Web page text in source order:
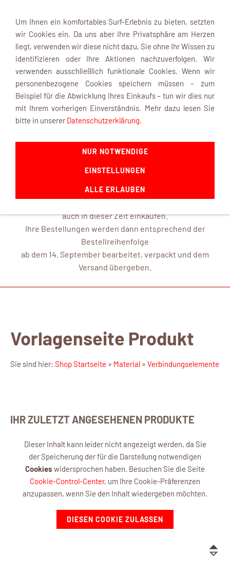
Navigation einblenden
INFOBOX
mk-modelltechnik macht Urlaub ...
ab dem 22. August 2026 und ist mit frischen Ideen ab dem
14. September 2026 wieder für Sie da.
auch in dieser Zeit einkaufen.
Ihre Bestellungen werden dann entsprechend der
Bestellreihenfolge
ab dem 14. September bearbeitet, verpackt und dem
Versand übergeben.
Vorlagenseite Produkt
Sie sind hier: Shop Startseite » Material » Verbindungselemente
IHR ZULETZT ANGESEHENEN PRODUKTE
Dieser Inhalt kann leider nicht angezeigt werden, da Sie
der Speicherung der für die Darstellung notwendigen
Cookies widersprochen haben. Besuchen Sie die Seite
Cookie-Control-Center, um Ihre Cookie-Präferenzen
anzupassen, wenn Sie den Inhalt wiedergeben möchten.
DIESEN COOKIE ZULASSEN
Um Ihnen ein komfortables Surf-Erlebnis zu bieten, setzten
wir Cookies ein. Da uns aber Ihre Privatsphäre am Herzen
liegt, verwenden wir diese nicht dazu, Sie ohne Ihr Wissen zu
identifizieren oder Ihre Aktionen nachzuverfolgen. Wir
verwenden ausschließlich funktionale Cookies. Wenn wir
personenbezogene Cookies speichern müssen – zum
Beispiel für die Abwicklung Ihres Einkaufs – tun wir dies nur
mit Ihrem vorherigen Einverständnis. Mehr dazu lesen Sie
bitte in unserer Datenschutzerklärung.
NUR NOTWENDIGE
EINSTELLUNGEN
ALLE ERLAUBEN